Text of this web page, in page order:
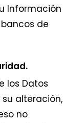
Información
de
los Datos
su alteración,
no